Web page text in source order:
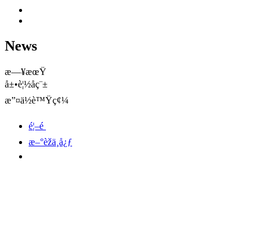
News
æ—¥æœŸ
å±•è¦½åç¨±
æ”¤ä½è™Ÿç¢¼
é¦–é 
æ–°èžä¸­å¿ƒ